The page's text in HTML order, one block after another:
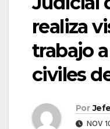
realiza
trabajo
civiles
Por
NOV